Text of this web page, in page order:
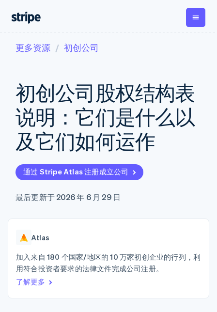
支付
在线支付
Payment links
无代码支付
Checkout
预构建支付界
面
Elements
Payment
methods
接入 125+ 种支
付方式
Terminal
Authorization
支付成功率优
Link
加速结账
营收
经常性收入
Metronome
按用量计费
Subscriptions
订阅管理
Invoicing
一次性或定期
Tax
销售税和增值
税自动化
Revenue
Recognition
Stripe Sigma
Global
Payouts
向第三
方打款
Crypto
钱包、
稳定币
按企业阶段
按应用场景
智能体商务
加密货币
电子商务
嵌入式金融
财务自动化
全球化企业
交易市场
按行业
游戏
文档
库与 SDK
Stripe Apps
指南
接受线上付款
实施预置结账流程
构建平台或交易市场
管理订阅
发行稳定币支持的支付卡
资源
应用集成
API 状态
学习
指南
支持
获取支持
托管支持方案
专业服务
公司
Stripe Press
更多资源 初创公司
初创公司股权结构表
说明：它们是什么以
及它们如何运作
通过 Stripe Atlas 注册成立公司
最后更新于 2026 年 6 月 29 日
Atlas
加入来自 180 个国家/地区的 10 万家初创企业的行列，利
用符合投资者要求的法律文件完成公司注册。
了解更多